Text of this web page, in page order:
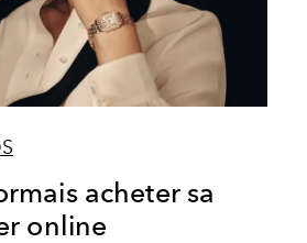
acheter sa
online